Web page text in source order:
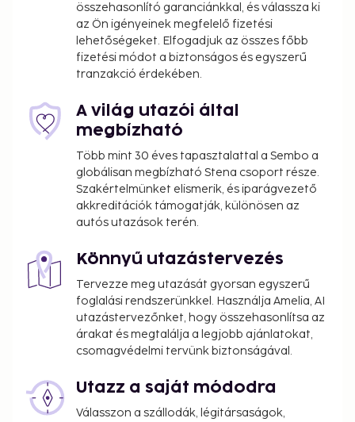
összehasonlító garanciánkkal, és válassza ki
az Ön igényeinek megfelelő fizetési
lehetőségeket. Elfogadjuk az összes főbb
fizetési módot a biztonságos és egyszerű
tranzakció érdekében.
A világ utazói által
megbízható
Több mint 30 éves tapasztalattal a Sembo a
globálisan megbízható Stena csoport része.
Szakértelmünket elismerik, és iparágvezető
akkreditációk támogatják, különösen az
autós utazások terén.
Könnyű utazástervezés
Tervezze meg utazását gyorsan egyszerű
foglalási rendszerünkkel. Használja Amelia, AI
utazástervezőnket, hogy összehasonlítsa az
árakat és megtalálja a legjobb ajánlatokat,
csomagvédelmi tervünk biztonságával.
Utazz a saját módodra
Válasszon a szállodák, légitársaságok,